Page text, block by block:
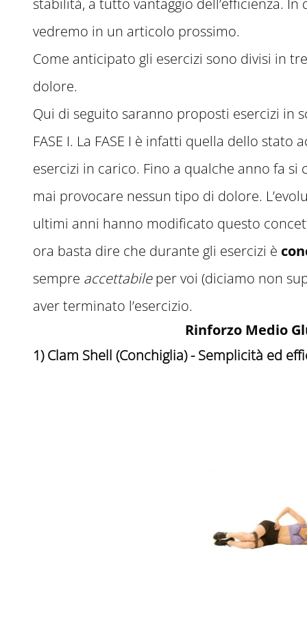
stabilità, a tutto vantaggio dell’efficienza.
vedremo in un articolo prossimo.
Come anticipato gli esercizi sono divisi in
dolore.
Qui di seguito saranno proposti esercizi in
FASE I. La FASE I è infatti quella dello
esercizi in carico. Fino a qualche anno fa
mai provocare nessun tipo di dolore.
ultimi anni hanno modificato questo
ora basta dire che durante gli esercizi è
sempre accettabileper voi (diciamo non
aver terminato l’esercizio.
Rinforzo Medio
1) Clam Shell (Conchiglia) - Semplicità ed